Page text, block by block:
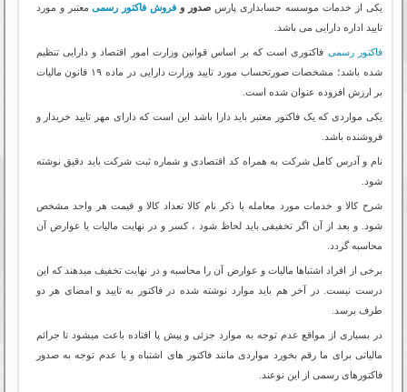
یکی از خدمات موسسه حسابداری پارس صدور و فروش فاکتور رسمیمعتبر و مورد
تایید اداره دارایی می باشد.
فاکتور رسمی فاکتوری است که بر اساس قوانین وزارت امور اقتصاد و دارایی تنظیم
شده باشد؛ مشخصات صورتحساب مورد تایید وزارت دارایی در ماده ۱۹ قانون مالیات
بر ارزش افزوده عنوان شده است.
یکی مواردی که یک فاکتور معتبر باید دارا باشد این است که دارای مهر تایید خریدار و
فروشنده باشد.
نام و آدرس کامل شرکت به همراه کد اقتصادی و شماره ثبت شرکت باید دقیق نوشته
شود.
شرح کالا و خدمات مورد معامله با ذکر نام کالا تعداد کالا و قیمت هر واحد مشخص
شود. و بعد از آن اگر تخفیفی باید لحاظ شود ، کسر و در نهایت مالیات یا عوارض آن
محاسبه گردد.
برخی از افراد اشتباها مالیات و عوارض آن را محاسبه و در نهایت تخفیف میدهند که این
درست نیست. در آخر هم باید موارد نوشته شده در فاکتور به تایید و امضای هر دو
طرف برسد.
در بسیاری از مواقع عدم توجه به موارد جزئی و پیش پا افتاده باعث میشود تا جرائم
مالیاتی برای ما رقم بخورد مواردی مانند فاکتور های اشتباه و یا عدم توجه به صدور
فاکتورهای رسمی از این نوعند.